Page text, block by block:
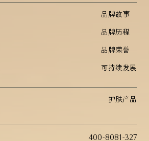
品牌故事
品牌历程
品牌荣誉
可持续发展
护肤产品
400-8081-327